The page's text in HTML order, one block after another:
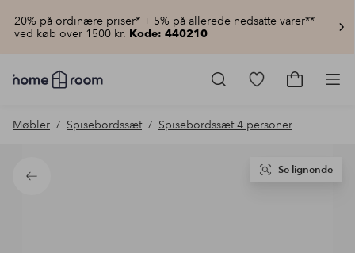
20% på ordinære priser* + 5% på allerede nedsatte varer**
ved køb over 1500 kr. Kode: 440210
Homeroom
–
hjemmet
pris
Gå
produkter
Gå
Møbler Spisebordssæt Spisebordssæt 4 personer
Tilbage
Se lignende